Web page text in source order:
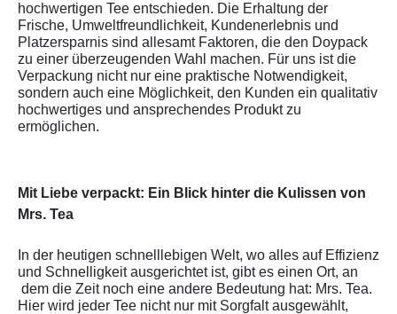
hochwertigen Tee entschieden. Die Erhaltung der
Frische, Umweltfreundlichkeit, Kundenerlebnis und
Platzersparnis sind allesamt Faktoren, die den Doypack
zu einer überzeugenden Wahl machen. Für uns ist die
Verpackung nicht nur eine praktische Notwendigkeit,
sondern auch eine Möglichkeit, den Kunden ein qualitativ
hochwertiges und ansprechendes Produkt zu
ermöglichen.
Mit Liebe verpackt: Ein Blick hinter die Kulissen von
Mrs. Tea
In der heutigen schnelllebigen Welt, wo alles auf Effizienz
und Schnelligkeit ausgerichtet ist, gibt es einen Ort, an
dem die Zeit noch eine andere Bedeutung hat: Mrs. Tea.
Hier wird jeder Tee nicht nur mit Sorgfalt ausgewählt,